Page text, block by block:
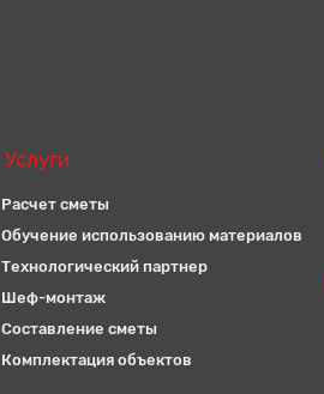
Услуги
Расчет сметы
Обучение использованию материалов
Технологический партнер
Шеф-монтаж
Составление сметы
Комплектация объектов